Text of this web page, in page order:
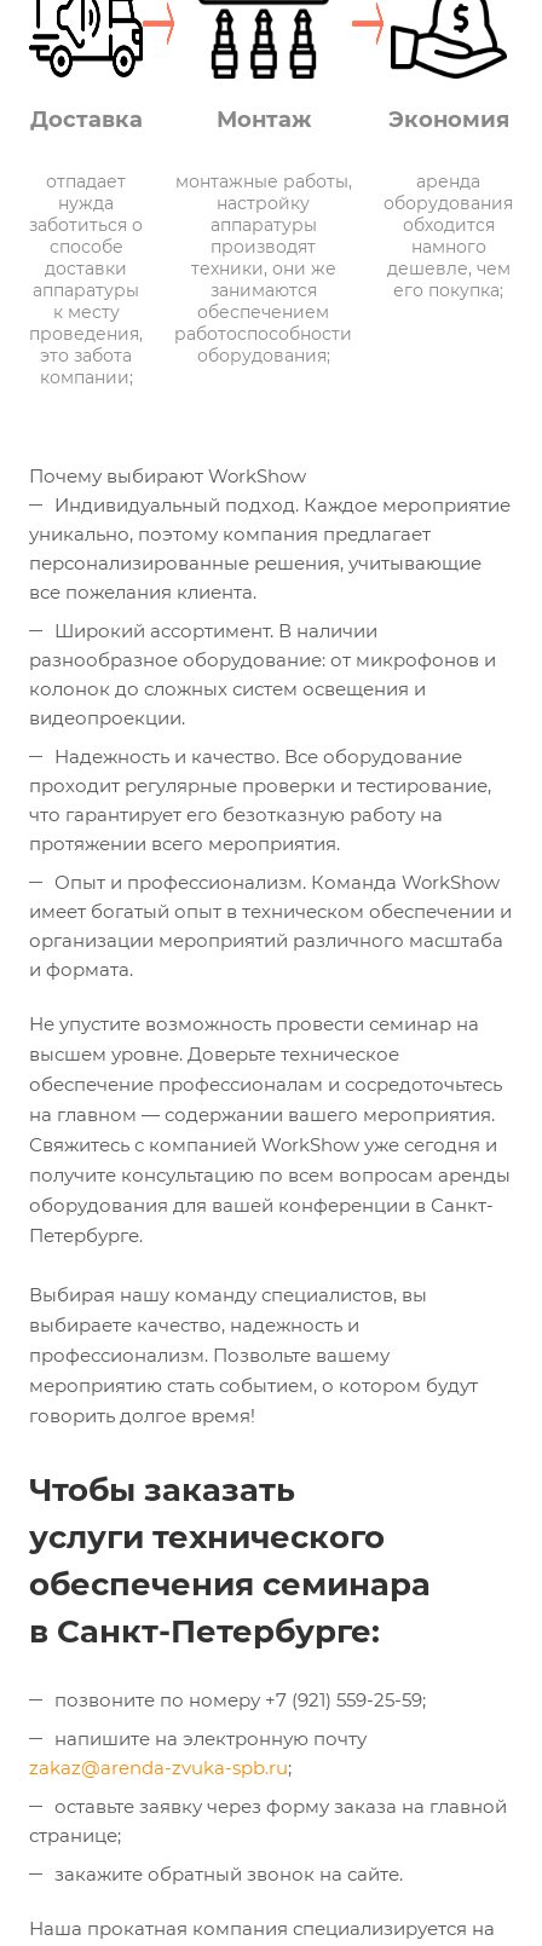
Доставка
отпадает
нужда
заботиться о
способе
доставки
аппаратуры
к месту
проведения,
это забота
компании;
Монтаж
монтажные работы,
настройку
аппаратуры
производят
техники, они же
занимаются
обеспечением
работоспособности
оборудования;
Экономия
аренда
оборудования
обходится
намного
дешевле, чем
его покупка;
Почему выбирают WorkShow
Индивидуальный подход. Каждое мероприятие
уникально, поэтому компания предлагает
персонализированные решения, учитывающие
все пожелания клиента.
Широкий ассортимент. В наличии
разнообразное оборудование: от микрофонов и
колонок до сложных систем освещения и
видеопроекции.
Надежность и качество. Все оборудование
проходит регулярные проверки и тестирование,
что гарантирует его безотказную работу на
протяжении всего мероприятия.
Опыт и профессионализм. Команда WorkShow
имеет богатый опыт в техническом обеспечении и
организации мероприятий различного масштаба
и формата.
Не упустите возможность провести семинар на
высшем уровне. Доверьте техническое
обеспечение профессионалам и сосредоточьтесь
на главном — содержании вашего мероприятия.
Свяжитесь с компанией WorkShow уже сегодня и
получите консультацию по всем вопросам аренды
оборудования для вашей конференции в Санкт-
Петербурге.
Выбирая нашу команду специалистов, вы
выбираете качество, надежность и
профессионализм. Позвольте вашему
мероприятию стать событием, о котором будут
говорить долгое время!
Чтобы заказать
услуги технического
обеспечения семинара
в Санкт-Петербурге:
позвоните по номеру +7 (921) 559-25-59;
напишите на электронную почту
zakaz@arenda-zvuka-spb.ru;
оставьте заявку через форму заказа на главной
странице;
закажите обратный звонок на сайте.
Наша прокатная компания специализируется на